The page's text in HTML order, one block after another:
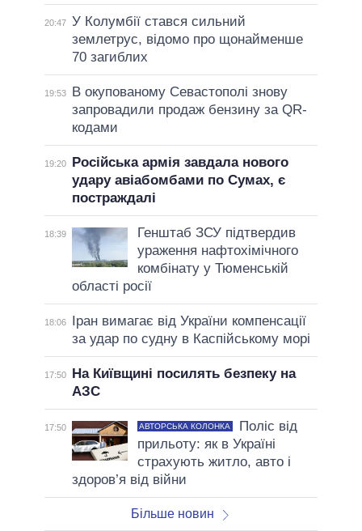
20:47 У Колумбії стався сильний
землетрус, відомо про щонайменше
70 загиблих
19:53
В окупованому Севастополі знову
запровадили продаж бензину за QR-
кодами
19:20
Російська армія завдала нового
удару авіабомбами по Сумах, є
постраждалі
18:39
Генштаб ЗСУ підтвердив
ураження нафтохімічного
комбінату у Тюменській
області росії
18:06
Іран вимагає від України компенсації
за удар по судну в Каспійському морі
17:50
На Київщині посилять безпеку на
АЗС
17:50 АВТОРСЬКА КОЛОНКА
Поліс від
прильоту: як в Україні
страхують житло, авто і
здоров’я від війни
Більше новин